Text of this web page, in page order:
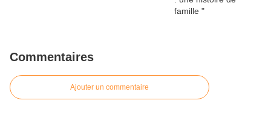
Commentaires
Ajouter un commentaire